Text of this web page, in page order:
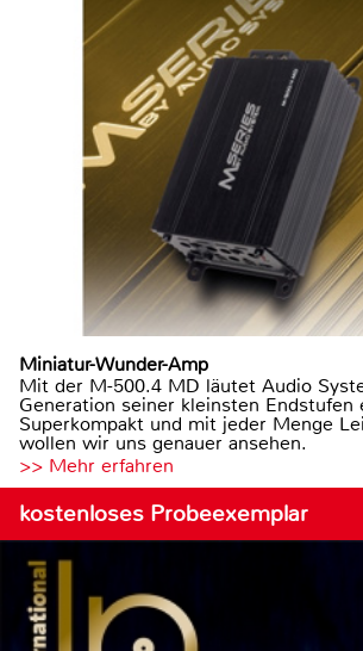
Miniatur-Wunder-Amp
Mit der M-500.4 MD läutet Audio
Generation seiner kleinsten Endstufen
Superkompakt und mit jeder Menge
wollen wir uns genauer ansehen.
>> Mehr erfahren
kostenloses Probeexemplar